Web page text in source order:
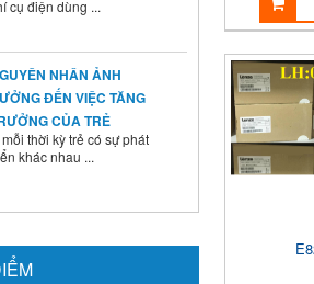
CỦA TRẺ
thời kỳ trẻ có sự phát
khác nhau ...
con mình lớn lên ...